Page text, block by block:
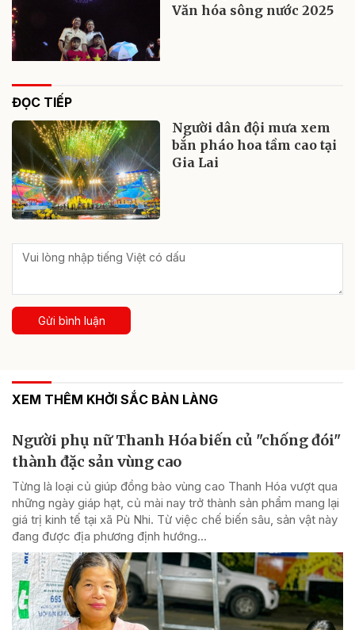
Văn hóa sông nước 2025
ĐỌC TIẾP
Người dân đội mưa xem
bắn pháo hoa tầm cao tại
Gia Lai
Gửi bình luận
XEM THÊM KHỞI SẮC BẢN LÀNG
Người phụ nữ Thanh Hóa biến củ "chống đói"
thành đặc sản vùng cao
Từng là loại củ giúp đồng bào vùng cao Thanh Hóa vượt qua
những ngày giáp hạt, củ mài nay trở thành sản phẩm mang lại
giá trị kinh tế tại xã Pù Nhi. Từ việc chế biến sâu, sản vật này
đang được địa phương định hướng...